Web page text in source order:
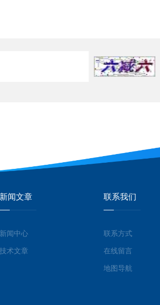
新闻文章
新闻中心
技术文章
联系我们
联系方式
在线留言
地图导航